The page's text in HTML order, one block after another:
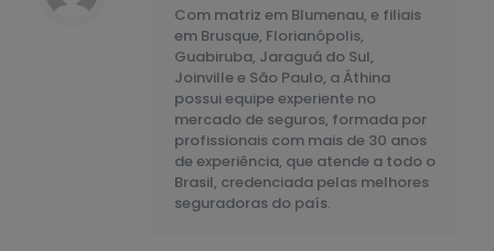
Com matriz em Blumenau, e filiais
em Brusque, Florianópolis,
Guabiruba, Jaraguá do Sul,
Joinville e São Paulo, a Áthina
possui equipe experiente no
mercado de seguros, formada por
profissionais com mais de 30 anos
de experiência, que atende a todo o
Brasil, credenciada pelas melhores
seguradoras do país.